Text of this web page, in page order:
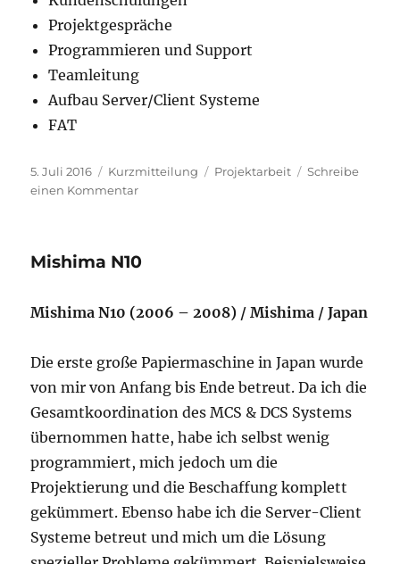
Projektgespräche
Programmieren und Support
Teamleitung
Aufbau Server/Client Systeme
FAT
Veröffentlicht
am
5. Juli 2016 Format
Kurzmitteilung Schlagwörter
Projektarbeit
Schreibe
einen Kommentarzu
Mishima N10
Mishima N10 (2006 – 2008) / Mishima / Japan
Die erste große Papiermaschine in Japan wurde
von mir von Anfang bis Ende betreut. Da ich die
Gesamtkoordination des MCS & DCS Systems
übernommen hatte, habe ich selbst wenig
programmiert, mich jedoch um die
Projektierung und die Beschaffung komplett
gekümmert. Ebenso habe ich die Server-Client
Systeme betreut und mich um die Lösung